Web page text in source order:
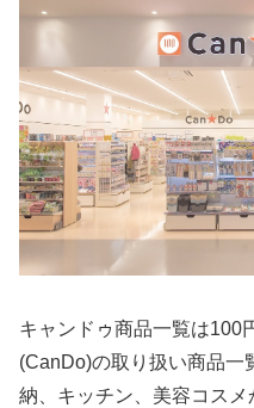
キャンドゥ商品一覧は100
(CanDo)の取り扱い商品一
納、キッチン、美容コス